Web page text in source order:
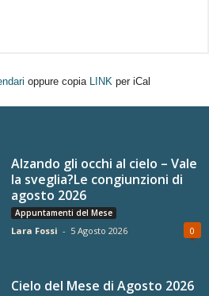
oppure copia LINK per iCal
Alzando gli occhi al cielo – Vale
la sveglia?Le congiunzioni di
agosto 2026
Appuntamenti del Mese
Lara Fossi - 5 Agosto 2026 0
Cielo del Mese di Agosto 2026